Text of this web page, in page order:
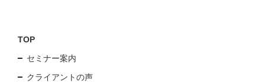
TOP
セミナー案内
クライアントの声